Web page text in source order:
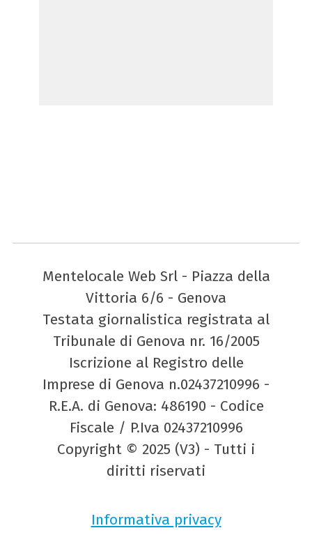
Mentelocale Web Srl - Piazza della
Vittoria 6/6 - Genova
Testata giornalistica registrata al
Tribunale di Genova nr. 16/2005
Iscrizione al Registro delle
Imprese di Genova n.02437210996 -
R.E.A. di Genova: 486190 - Codice
Fiscale / P.Iva 02437210996
Copyright © 2025 (V3) - Tutti i
diritti riservati
Informativa privacy